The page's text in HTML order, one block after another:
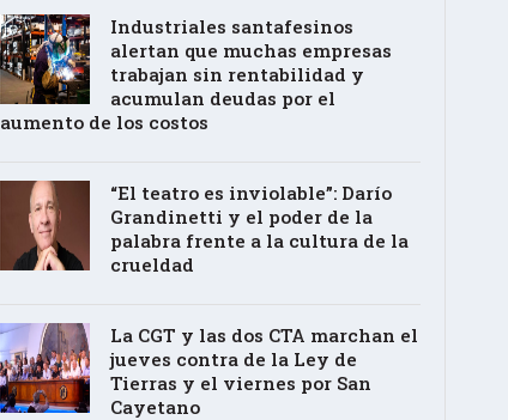
Industriales santafesinos
alertan que muchas empresas
trabajan sin rentabilidad y
acumulan deudas por el
aumento de los costos
“El teatro es inviolable”: Darío
Grandinetti y el poder de la
palabra frente a la cultura de la
crueldad
La CGT y las dos CTA marchan el
jueves contra de la Ley de
Tierras y el viernes por San
Cayetano